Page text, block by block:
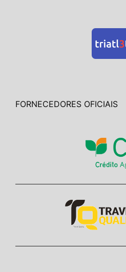
FORNECEDORES OFICIAIS